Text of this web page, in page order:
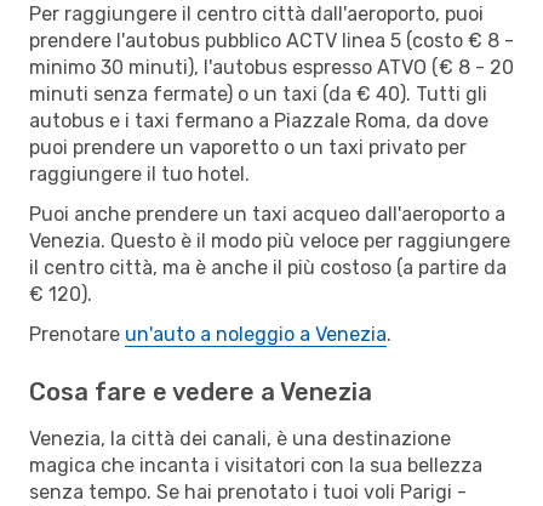
Per raggiungere il centro città dall'aeroporto, puoi
prendere l'autobus pubblico ACTV linea 5 (costo € 8 -
minimo 30 minuti), l'autobus espresso ATVO (€ 8 - 20
minuti senza fermate) o un taxi (da € 40). Tutti gli
autobus e i taxi fermano a Piazzale Roma, da dove
puoi prendere un vaporetto o un taxi privato per
raggiungere il tuo hotel.
Puoi anche prendere un taxi acqueo dall'aeroporto a
Venezia. Questo è il modo più veloce per raggiungere
il centro città, ma è anche il più costoso (a partire da
€ 120).
Prenotare un'auto a noleggio a Venezia.
Cosa fare e vedere a Venezia
Venezia, la città dei canali, è una destinazione
magica che incanta i visitatori con la sua bellezza
senza tempo. Se hai prenotato i tuoi voli Parigi -